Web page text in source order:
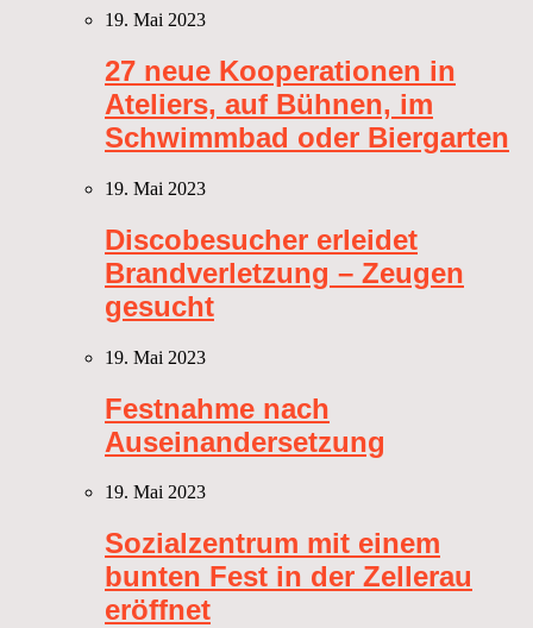
19. Mai 2023
27 neue Kooperationen in
Ateliers, auf Bühnen, im
Schwimmbad oder Biergarten
19. Mai 2023
Discobesucher erleidet
Brandverletzung – Zeugen
gesucht
19. Mai 2023
Festnahme nach
Auseinandersetzung
19. Mai 2023
Sozialzentrum mit einem
bunten Fest in der Zellerau
eröffnet